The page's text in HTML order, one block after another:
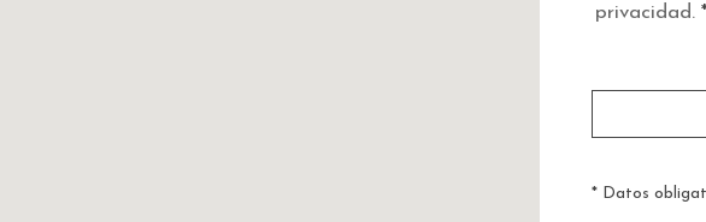
privacidad.
* Datos